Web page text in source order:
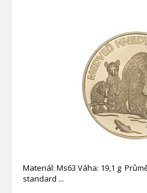
Materiál: Ms63 Váha: 19,1 g
standard